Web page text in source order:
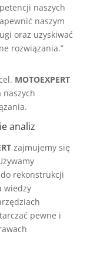
naszych
naszym
oraz uzyskiwać
rozwiązania.”
MOTOEXPERT
naszych
analiz
zajmujemy się
rekonstrukcji
wiedzy
pewne i